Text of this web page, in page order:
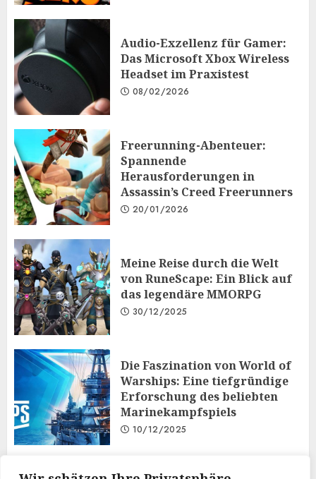
Audio-Exzellenz für Gamer:
Das Microsoft Xbox Wireless
Headset im Praxistest
08/02/2026
Freerunning-Abenteuer:
Spannende
Herausforderungen in
Assassin’s Creed Freerunners
20/01/2026
Meine Reise durch die Welt
von RuneScape: Ein Blick auf
das legendäre MMORPG
30/12/2025
Die Faszination von World of
Warships: Eine tiefgründige
Erforschung des beliebten
Marinekampfspiels
10/12/2025
Taktisches Denken und